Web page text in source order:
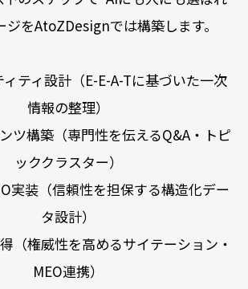
ジをAtoZDesignでは構築します。
ティ設計（E-E-A-Tに基づいた一次
情報の整理）
ツ構築（専門性を伝えるQ&A・トピ
ッククラスター）
実装（信頼性を担保する構造化デー
タ設計）
（権威性を高めるサイテーション・
MEO連携）